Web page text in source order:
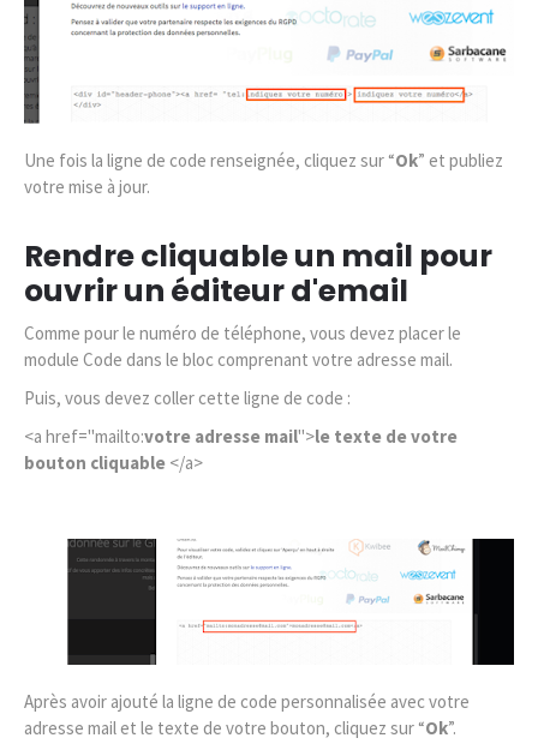
Une fois la ligne de code renseignée, cliquez sur “Ok” et publiez
votre mise à jour.
Rendre cliquable un mail pour
ouvrir un éditeur d'email
Comme pour le numéro de téléphone, vous devez placer le
module Code dans le bloc comprenant votre adresse mail.
Puis, vous devez coller cette ligne de code :
<a href="mailto:votre adresse mail">le texte de votre
bouton cliquable </a>
Après avoir ajouté la ligne de code personnalisée avec votre
adresse mail et le texte de votre bouton, cliquez sur “Ok”.